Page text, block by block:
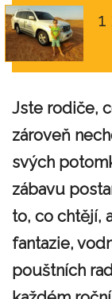
Jste rodiče,
zároveň
svých
zábavu
to, co chtějí,
fantazie,
pouštních